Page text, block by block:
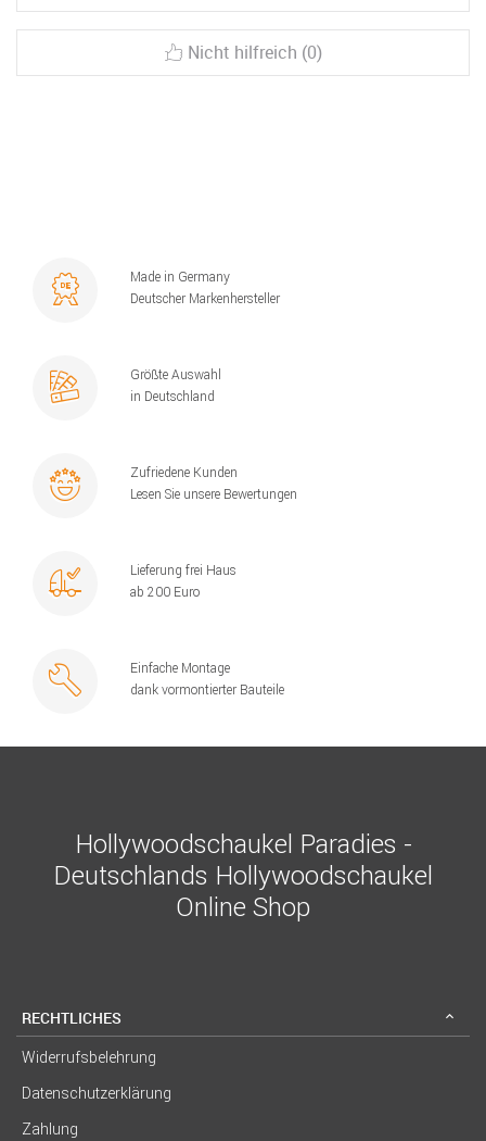
Nicht hilfreich (0)
Made in Germany
Deutscher Markenhersteller
Größte Auswahl
in Deutschland
Zufriedene Kunden
Lesen Sie unsere Bewertungen
Lieferung frei Haus
ab 200 Euro
Einfache Montage
dank vormontierter Bauteile
Hollywoodschaukel Paradies -
Deutschlands Hollywoodschaukel
Online Shop
RECHTLICHES
Widerrufsbelehrung
Datenschutzerklärung
Zahlung